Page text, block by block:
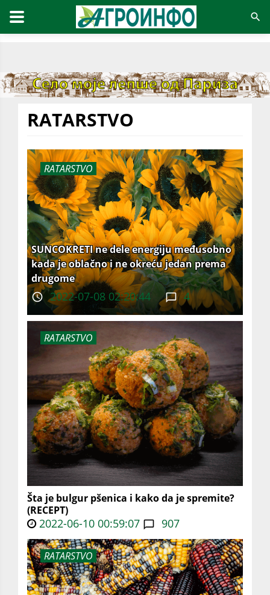
RATARSTVO
RATARSTVO
SUNCOKRETI ne dele energiju međusobno
kada je oblačno i ne okreću jedan prema
drugome
2022-07-08 02:20:44 4
RATARSTVO
Šta je bulgur pšenica i kako da je spremite?
(RECEPT)
2022-06-10 00:59:07 907
RATARSTVO